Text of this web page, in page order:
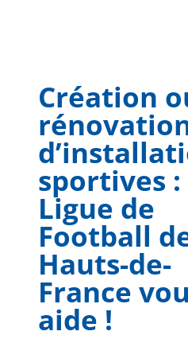
Création
sportives :
Ligue de
Football
Hauts-de-
France
aide !